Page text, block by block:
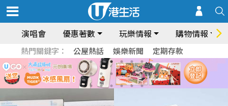
演唱會 優惠著數 玩樂情報 購物情報
熱門關鍵字： 公屋熱話 娛樂新聞 定期存款